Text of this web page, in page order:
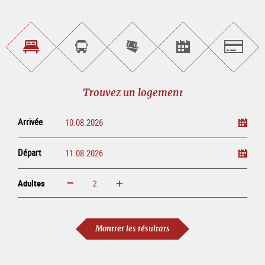
Trouvez
un
logement
Réservez
tour
Achetez
les
billets
ligne
Trouvez
des
manifestations
Trouvez un logement
Arrivée
Départ
Adultes Augmenter Réduire
Montrer les résultats